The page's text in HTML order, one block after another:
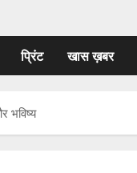
प्रिंट खास ख़बर
भविष्य